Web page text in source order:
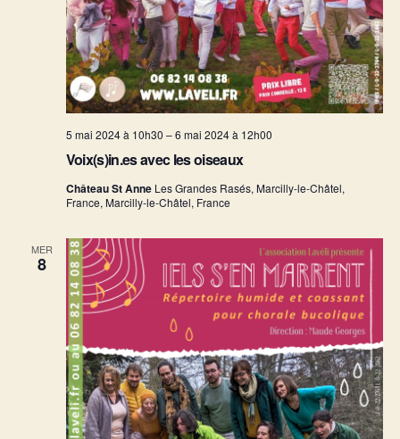
Voix(s)in.es avec les oiseaux
5 mai 2024 à 10h30 –6 mai 2024 à 12h00
Château St Anne Les Grandes Rasés, Marcilly-le-Châtel,
France, Marcilly-le-Châtel, France
MER
8